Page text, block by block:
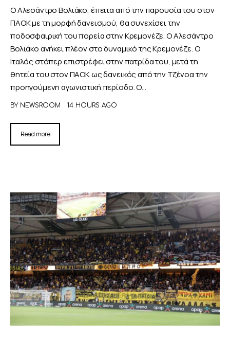
Ο Αλεσάντρο Βολιάκο, έπειτα από την παρουσία του στον
ΠΑΟΚ με τη μορφή δανεισμού, θα συνεχίσει την
ποδοσφαιρική του πορεία στην Κρεμονέζε. Ο Αλεσάντρο
Βολιάκο ανήκει πλέον στο δυναμικό της Κρεμονέζε. Ο
Ιταλός στόπερ επιστρέφει στην πατρίδα του, μετά τη
θητεία του στον ΠΑΟΚ ως δανεικός από την Τζένοα την
προηγούμενη αγωνιστική περίοδο. Ο…
BY NEWSROOM 14 HOURS AGO
Read more